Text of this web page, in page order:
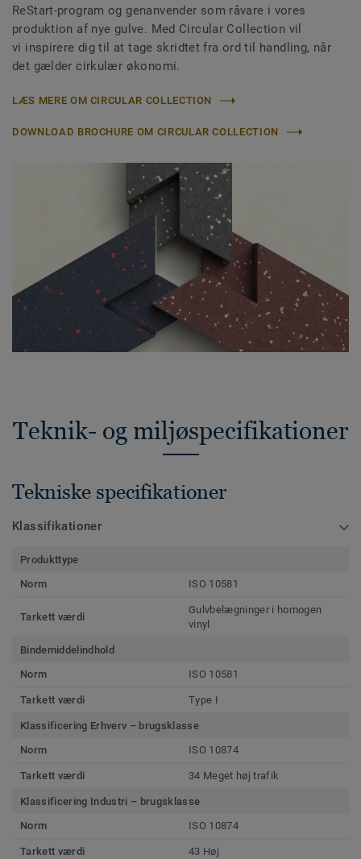
ReStart-program og genanvender som råvare i vores
produktion af nye gulve. Med Circular Collection vil
vi inspirere dig til at tage skridtet fra ord til handling, når
det gælder cirkulær økonomi.
LÆS MERE OM CIRCULAR COLLECTION
DOWNLOAD BROCHURE OM CIRCULAR COLLECTION
Teknik- og miljøspecifikationer
Tekniske specifikationer
Klassifikationer
Produkttype
Norm
ISO 10581
Tarkett værdi
Gulvbelægninger i homogen
vinyl
Bindemiddelindhold
Norm
ISO 10581
Tarkett værdi Type I
Klassificering Erhverv – brugsklasse
Norm
ISO 10874
Tarkett værdi 34 Meget høj trafik
Klassificering Industri – brugsklasse
Norm
ISO 10874
Tarkett værdi 43 Høj